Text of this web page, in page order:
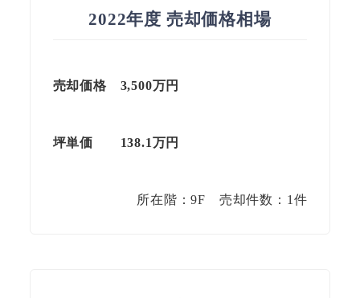
2022年度 売却価格相場
売却価格 3,500万円
坪単価 138.1万円
所在階：9F 売却件数：1件